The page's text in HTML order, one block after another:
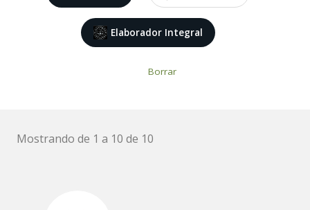
Elaborador Integral
Borrar
Mostrando de 1 a 10 de 10